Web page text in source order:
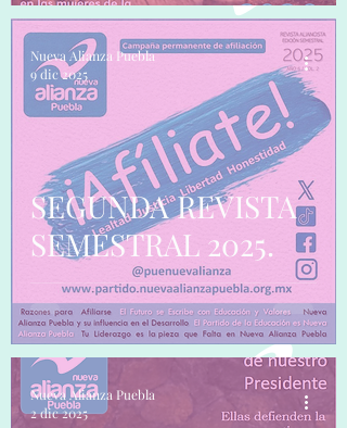
SEGUNDA REVISTA
SEMESTRAL 2025.
Nueva Alianza Puebla
9 dic 2025
Nueva Alianza Puebla
2 dic 2025